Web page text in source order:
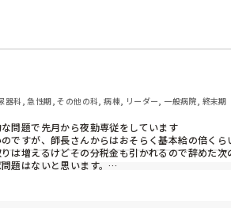
器科, 急性期, その他の科, 病棟, リーダー, 一般病院, 終末期
問題で先月から夜勤専従をしています
ですが、師長さんからはおそらく基本給の倍くら
は増えるけどその分税金も引かれるので辞めた
題はないと思います。